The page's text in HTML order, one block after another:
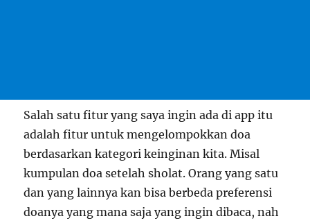
Salah satu fitur yang saya ingin ada di app itu
adalah fitur untuk mengelompokkan doa
berdasarkan kategori keinginan kita. Misal
kumpulan doa setelah sholat. Orang yang satu
dan yang lainnya kan bisa berbeda preferensi
doanya yang mana saja yang ingin dibaca, nah